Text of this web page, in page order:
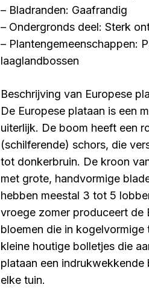
– Bladranden: Gaafrandig
– Ondergronds deel: Sterk
– Plantengemeenschappen:
laaglandbossen
Beschrijving van Europese
De Europese plataan is een
uiterlijk. De boom heeft een
(schilferende) schors, die
tot donkerbruin. De kroon
met grote, handvormige
hebben meestal 3 tot 5
vroege zomer produceert de
bloemen die in
kleine houtige bolletjes die
plataan een indrukwekkende
elke tuin.